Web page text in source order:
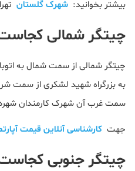
بیشتر بخوانید: شهرک گلستان
چیتگر شمالی
چیتگر شمالی از سمت شمال به
به بزرگراه شهید لشکری از سمت
سمت غرب آن شهرک کارمندان
جهت کارشناسی آنلاین قیمت
چیتگر جنوبی